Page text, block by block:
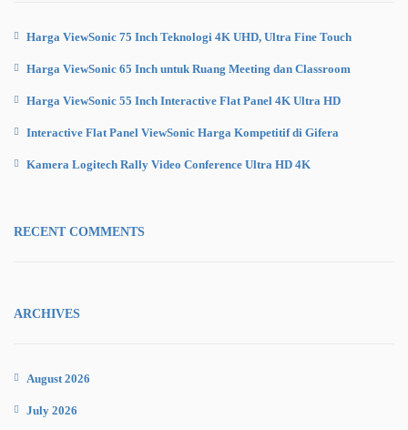
Harga ViewSonic 75 Inch Teknologi 4K UHD, Ultra Fine Touch
Harga ViewSonic 65 Inch untuk Ruang Meeting dan Classroom
Harga ViewSonic 55 Inch Interactive Flat Panel 4K Ultra HD
Interactive Flat Panel ViewSonic Harga Kompetitif di Gifera
Kamera Logitech Rally Video Conference Ultra HD 4K
RECENT COMMENTS
ARCHIVES
August 2026
July 2026